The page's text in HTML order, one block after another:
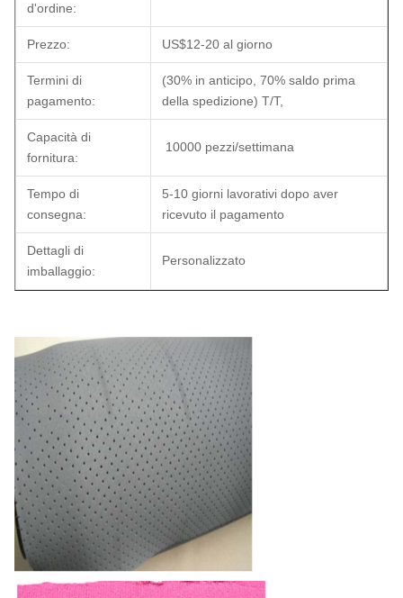
d'ordine:
Prezzo: US$12-20 al giorno
Termini di
pagamento:
(30% in anticipo, 70% saldo prima
della spedizione) T/T,
Capacità di
fornitura:
10000 pezzi/settimana
Tempo di
consegna:
5-10 giorni lavorativi dopo aver
ricevuto il pagamento
Dettagli di
imballaggio:
Personalizzato